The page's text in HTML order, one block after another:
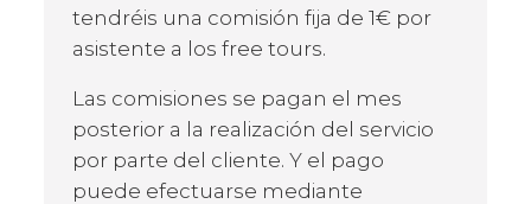
tendréis una comisión fija de 1€ por
asistente a los free tours.
Las comisiones se pagan el mes
posterior a la realización del servicio
por parte del cliente. Y el pago
puede efectuarse mediante